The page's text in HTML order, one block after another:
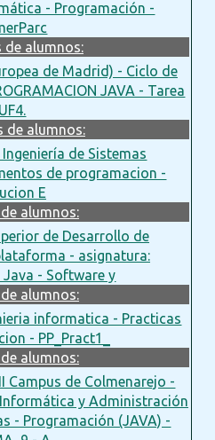
- Programación -
de alumnos:
de Madrid) - Ciclo de
JAVA - Tarea
UF4.
de alumnos:
de Sistemas
de programacion -
E
alumnos:
de Desarrollo de
- asignatura:
- Software y
alumnos:
informatica - Practicas
- PP_Pract1_
alumnos:
Campus de Colmenarejo -
y Administración
- Programación (JAVA) -